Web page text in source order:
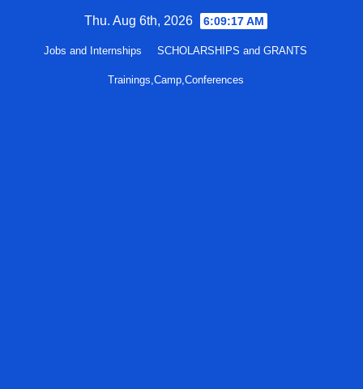
Thu. Aug 6th, 2026 6:09:18 AM
Jobs and Internships SCHOLARSHIPS and GRANTS
Trainings,Camp,Conferences